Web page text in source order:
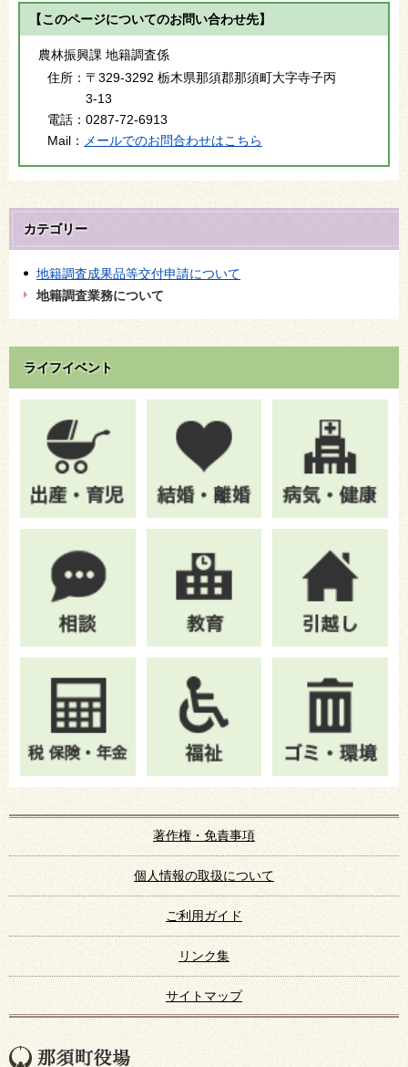
【このページについてのお問い合わせ先】
農林振興課 地籍調査係
住所： 〒329-3292 栃木県那須郡那須町大字寺子丙
3-13
電話： 0287-72-6913
Mail：
メールでのお問合わせはこちら
カテゴリー
地籍調査成果品等交付申請について
地籍調査業務について
ライフイベント
著作権・免責事項
個人情報の取扱について
ご利用ガイド
リンク集
サイトマップ